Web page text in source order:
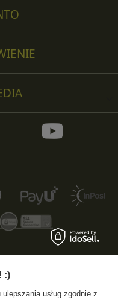
61-013Poznań
:)
usług zgodnie z